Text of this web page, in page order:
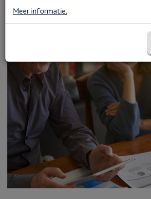
Van geldzorgen naar
geldzorg
Meer informatie.